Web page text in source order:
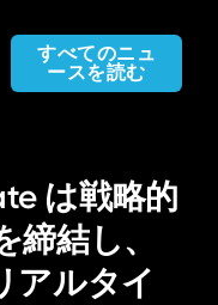
すべてのニュ
ースを読む
は戦略的
結し、
アルタイ